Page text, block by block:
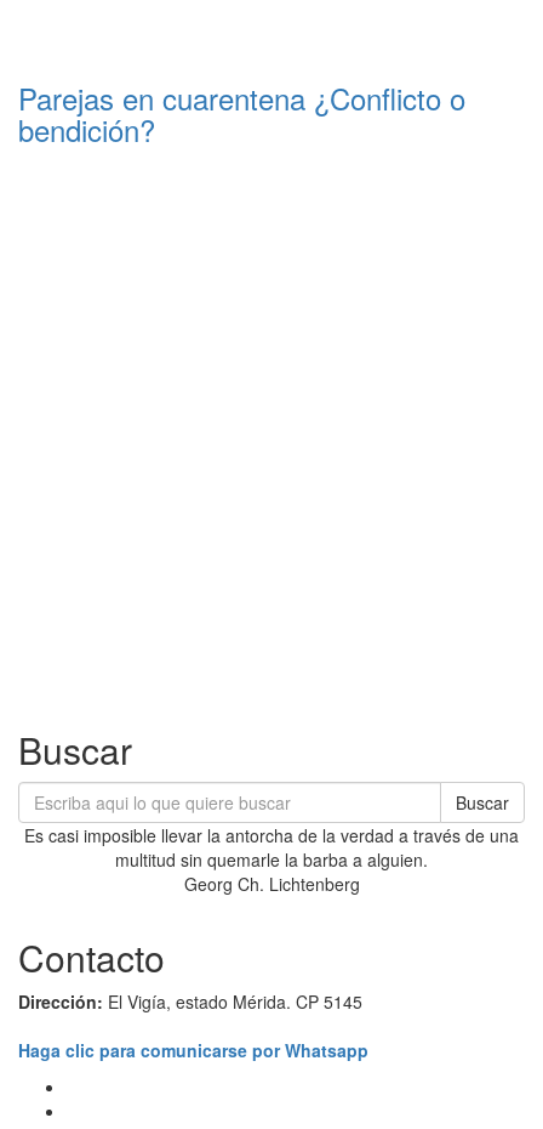
Parejas en cuarentena ¿Conflicto o
bendición?
Buscar
Buscar
Es casi imposible llevar la antorcha de la verdad a través de una
multitud sin quemarle la barba a alguien.
Georg Ch. Lichtenberg
Contacto
Dirección: El Vigía, estado Mérida. CP 5145
Haga clic para comunicarse por Whatsapp